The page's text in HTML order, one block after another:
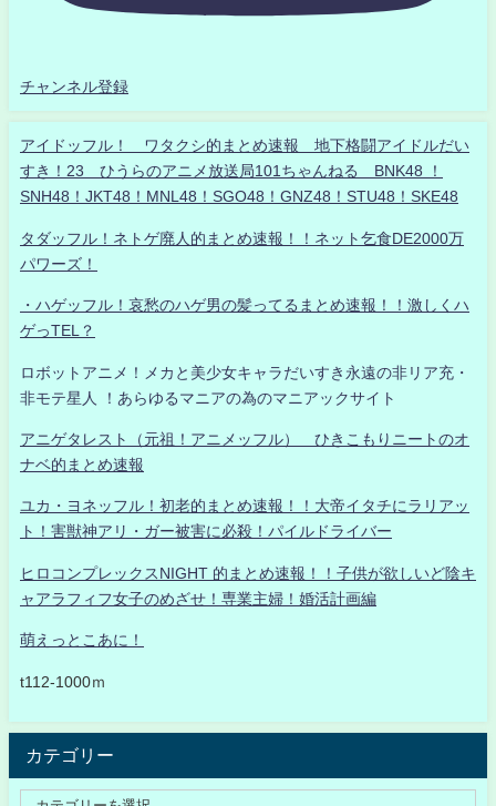
チャンネル登録
アイドッフル！ ワタクシ的まとめ速報 地下格闘アイドルだい
すき！23 ひうらのアニメ放送局101ちゃんねる BNK48 ！
SNH48！JKT48！MNL48！SGO48！GNZ48！STU48！SKE48
タダッフル！ネトゲ廃人的まとめ速報！！ネット乞食DE2000万
パワーズ！
・ハゲッフル！哀愁のハゲ男の髪ってるまとめ速報！！激しくハ
ゲっTEL？
ロボットアニメ！メカと美少女キャラだいすき永遠の非リア充・
非モテ星人 ！あらゆるマニアの為のマニアックサイト
アニゲタレスト（元祖！アニメッフル） ひきこもりニートのオ
ナベ的まとめ速報
ユカ・ヨネッフル！初老的まとめ速報！！大帝イタチにラリアッ
ト！害獣神アリ・ガー被害に必殺！パイルドライバー
ヒロコンプレックスNIGHT 的まとめ速報！！子供が欲しいど陰キ
ャアラフィフ女子のめざせ！専業主婦！婚活計画編
萌えっとこあに！
t112-1000ｍ
カテゴリー